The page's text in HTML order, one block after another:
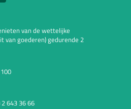
van de wettelijke
van goederen) gedurende 2
2 643 36 66